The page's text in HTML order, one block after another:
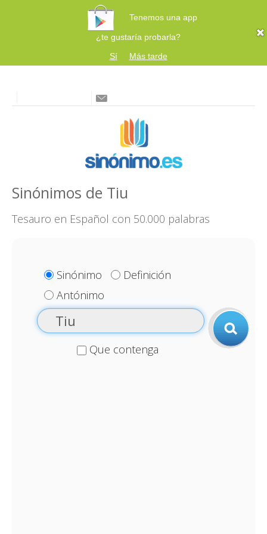
Tenemos una app
¿te gustaría probarla?
Sí
Más tarde
Sinónimos de Tiu
Tesauro en Español con 50.000 palabras
Sinónimo
Definición
Antónimo
Que contenga